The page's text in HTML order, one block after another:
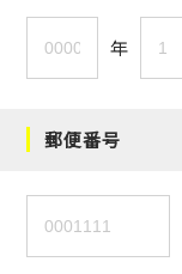
年
郵便番号